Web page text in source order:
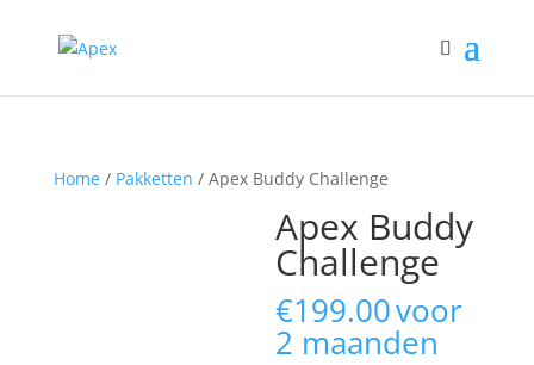
Home/ Pakketten / Apex Buddy Challenge
Apex Buddy
Challenge
€199.00voor
2 maanden